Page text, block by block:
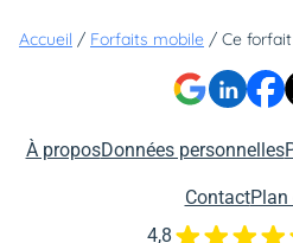
Accueil / Forfaits mobile /
À proposDonnées personnelles
ContactPlan
4,8